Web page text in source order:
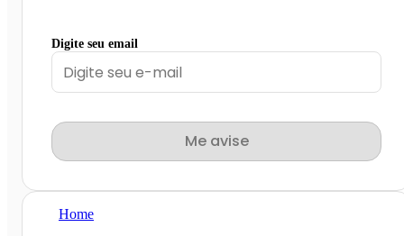
Digite seu email
Me avise
Home